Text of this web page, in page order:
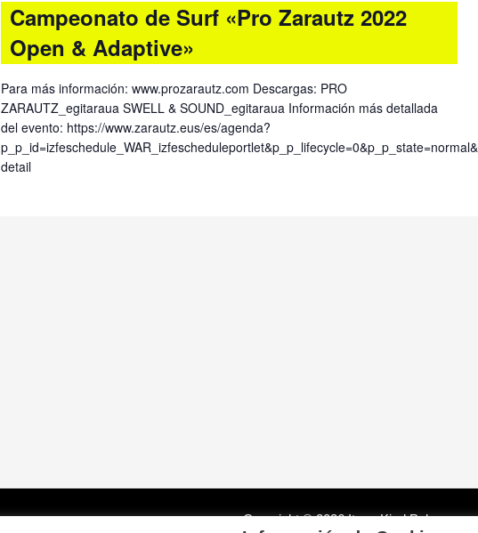
Campeonato de Surf «Pro Zarautz 2022
Open & Adaptive»
Para más información: www.prozarautz.com Descargas: PRO
ZARAUTZ_egitaraua SWELL & SOUND_egitaraua Información más detallada
del evento: https://www.zarautz.eus/es/agenda?
detail
Copyright © 2026 Itsas Kirol Poloa